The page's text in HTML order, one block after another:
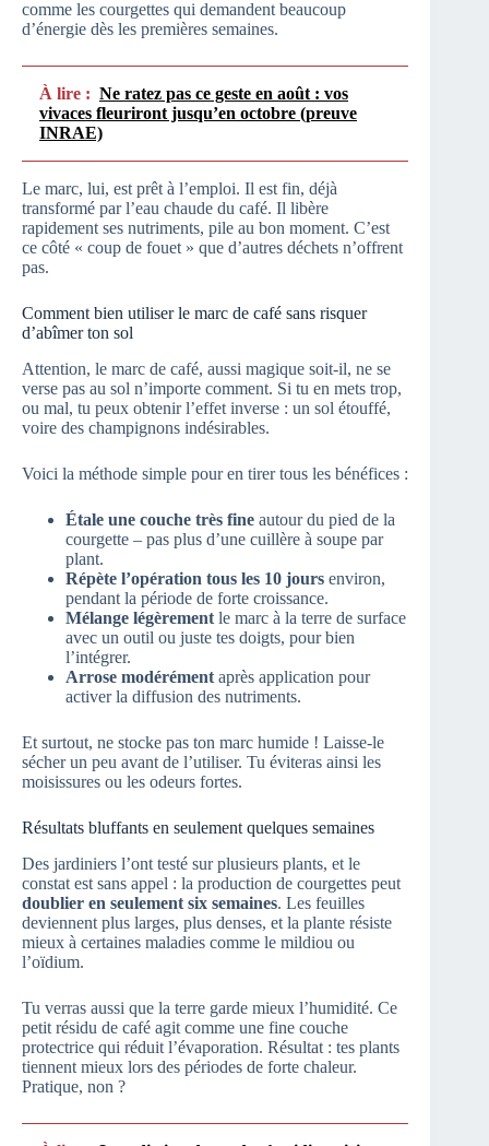
comme les courgettes qui demandent beaucoup
d’énergie dès les premières semaines.
À lire : Ne ratez pas ce geste en août : vos
vivaces fleuriront jusqu’en octobre (preuve
INRAE)
Le marc, lui, est prêt à l’emploi. Il est fin, déjà
transformé par l’eau chaude du café. Il libère
rapidement ses nutriments, pile au bon moment. C’est
ce côté « coup de fouet » que d’autres déchets n’offrent
pas.
Comment bien utiliser le marc de café sans risquer
d’abîmer ton sol
Attention, le marc de café, aussi magique soit-il, ne se
verse pas au sol n’importe comment. Si tu en mets trop,
ou mal, tu peux obtenir l’effet inverse : un sol étouffé,
voire des champignons indésirables.
Voici la méthode simple pour en tirer tous les bénéfices :
Étale une couche très fine autour du pied de la
courgette – pas plus d’une cuillère à soupe par
plant.
Répète l’opération tous les 10 jours environ,
pendant la période de forte croissance.
Mélange légèrement le marc à la terre de surface
avec un outil ou juste tes doigts, pour bien
l’intégrer.
Arrose modérément après application pour
activer la diffusion des nutriments.
Et surtout, ne stocke pas ton marc humide ! Laisse-le
sécher un peu avant de l’utiliser. Tu éviteras ainsi les
moisissures ou les odeurs fortes.
Résultats bluffants en seulement quelques semaines
Des jardiniers l’ont testé sur plusieurs plants, et le
constat est sans appel : la production de courgettes peut
doublier en seulement six semaines. Les feuilles
deviennent plus larges, plus denses, et la plante résiste
mieux à certaines maladies comme le mildiou ou
l’oïdium.
Tu verras aussi que la terre garde mieux l’humidité. Ce
petit résidu de café agit comme une fine couche
protectrice qui réduit l’évaporation. Résultat : tes plants
tiennent mieux lors des périodes de forte chaleur.
Pratique, non ?